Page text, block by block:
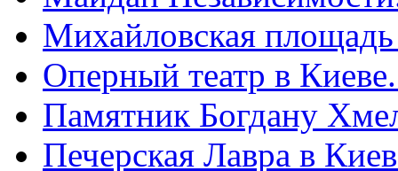
Михайловская
Оперный театр в
Памятник Богдану
Печерская Лавра в